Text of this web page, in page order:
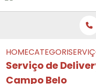
HOMECATEGORIAS
Serviço de
Campo Belo